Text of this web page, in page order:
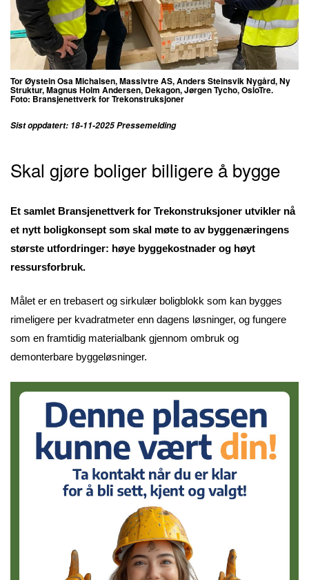
Tor Øystein Osa Michalsen, Massivtre AS, Anders Steinsvik Nygård, Ny
Struktur, Magnus Holm Andersen, Dekagon, Jørgen Tycho, OsloTre.
Foto: Bransjenettverk for Trekonstruksjoner
Sist oppdatert: 18-11-2025 Pressemelding
Skal gjøre boliger billigere å bygge
Et samlet Bransjenettverk for Trekonstruksjoner utvikler nå
et nytt boligkonsept som skal møte to av byggenæringens
største utfordringer: høye byggekostnader og høyt
ressursforbruk.
Målet er en trebasert og sirkulær boligblokk som kan bygges
rimeligere per kvadratmeter enn dagens løsninger, og fungere
som en framtidig materialbank gjennom ombruk og
demonterbare byggeløsninger.